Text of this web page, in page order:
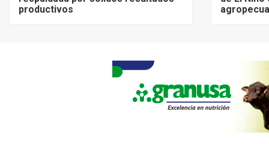
productivos